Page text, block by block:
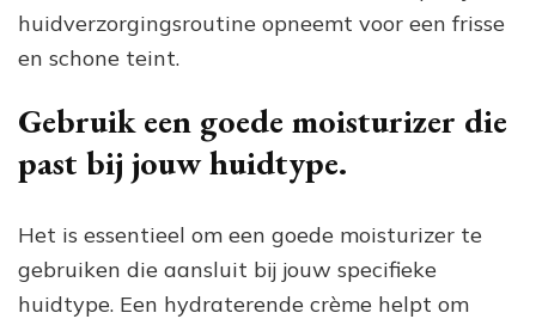
huidverzorgingsroutine opneemt voor een frisse
en schone teint.
Gebruik een goede moisturizer die
past bij jouw huidtype.
Het is essentieel om een goede moisturizer te
gebruiken die aansluit bij jouw specifieke
huidtype. Een hydraterende crème helpt om